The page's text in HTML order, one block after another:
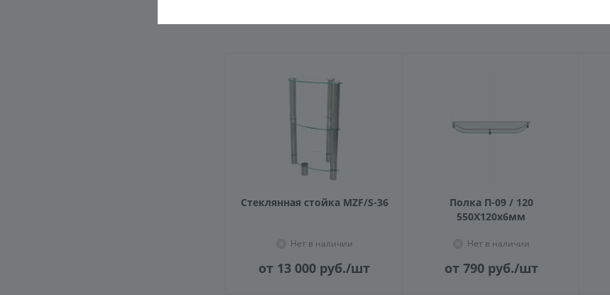
Стеклянная стойка MZF/S-36
Нет в наличии
от 13 000 руб./шт
Полка П-09 / 120
550X120х6мм
Нет в наличии
от 790руб./шт